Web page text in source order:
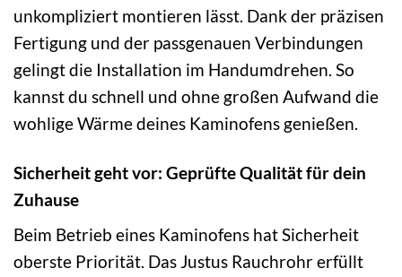
unkompliziert montieren lässt. Dank der präzisen
Fertigung und der passgenauen Verbindungen
gelingt die Installation im Handumdrehen. So
kannst du schnell und ohne großen Aufwand die
wohlige Wärme deines Kaminofens genießen.
Sicherheit geht vor: Geprüfte Qualität für dein
Zuhause
Beim Betrieb eines Kaminofens hat Sicherheit
oberste Priorität. Das Justus Rauchrohr erfüllt